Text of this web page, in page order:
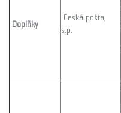
Doplňky
Česká pošta,
s.p.